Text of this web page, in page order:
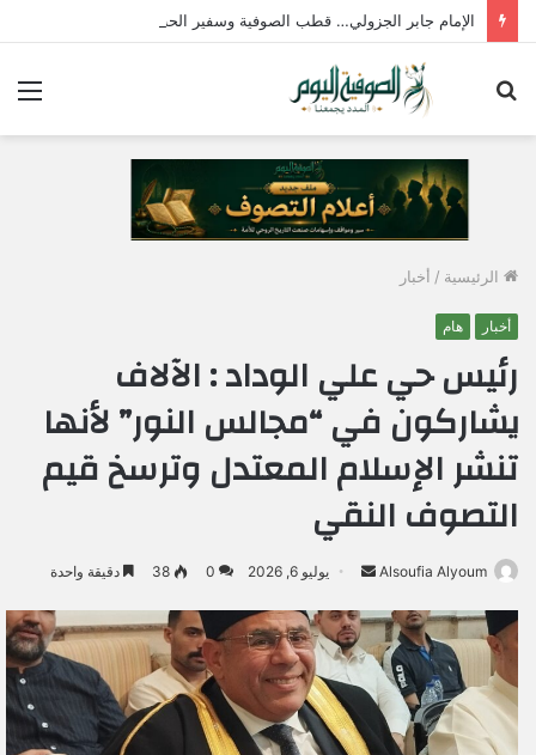
الإمام جابر الجزولي… قطب الصوفية وسفير الحب الإلهي في مصر
الرئيسية / أخبار
أخبار هام
رئيس حي علي الوداد : الآلاف
يشاركون في “مجالس النور” لأنها
تنشر الإسلام المعتدل وترسخ قيم
التصوف النقي
Alsoufia Alyoum
س
ل
ب
ر
ي
يوليو 6, 2026 0
38 دقيقة واحدة